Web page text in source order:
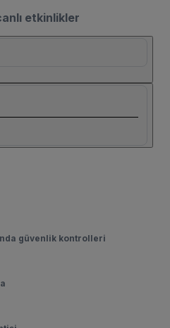
etkinlikler
güvenlik kontrolleri